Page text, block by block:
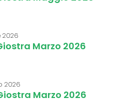
2026
Marzo 2026
2026
Marzo 2026